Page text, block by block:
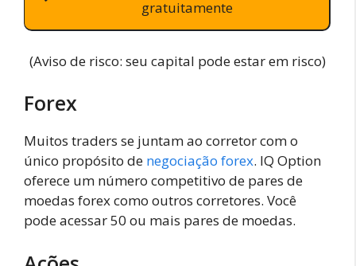
gratuitamente
(Aviso de risco: seu capital pode estar em risco)
Forex
Muitos traders se juntam ao corretor com o
único propósito de negociação forex. IQ Option
oferece um número competitivo de pares de
moedas forex como outros corretores. Você
pode acessar 50 ou mais pares de moedas.